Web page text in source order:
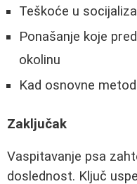
Teškoće u
Ponašanje koje
okolinu
Kad osnovne
Zaključak
Vaspitavanje psa
doslednost. Ključ